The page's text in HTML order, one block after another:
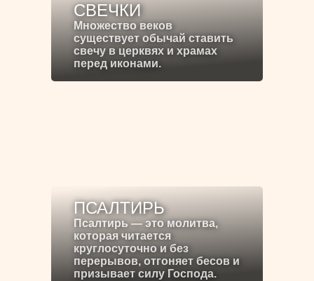
СВЕЧКИ
Множество веков
существует обычай ставить
свечу в церквях и храмах
перед иконами.
ПСАЛТИРЬ
Псалтирь — это молитва,
которая читается
круглосуточно и без
перерывов, отгоняет бесов и
призывает силу Господа.